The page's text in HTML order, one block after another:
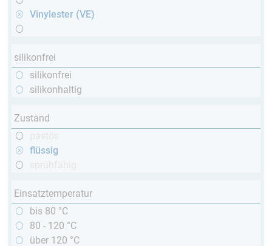
Vinylester (VE)
silikonfrei
silikonfrei
silikonhaltig
Zustand
flüssig
Einsatztemperatur
bis 80 °C
80 - 120 °C
über 120 °C